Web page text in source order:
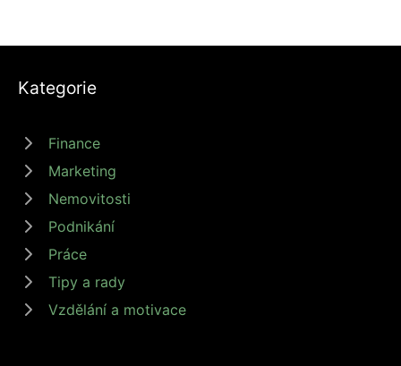
Kategorie
Finance
Marketing
Nemovitosti
Podnikání
Práce
Tipy a rady
Vzdělání a motivace